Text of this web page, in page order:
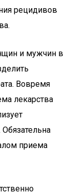
рецидивов
и мужчин в
Вовремя
лекарства
приема